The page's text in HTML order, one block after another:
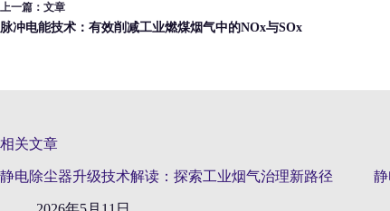
上一篇： 文章
脉冲电能技术：有效削减工业燃煤烟气中的NOx与SOx
相关文章
静电除尘器升级技术解读：探索工业烟气治理新路径